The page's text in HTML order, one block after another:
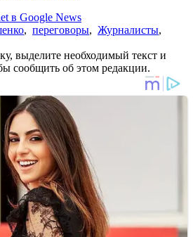
в Google News
, переговоры, Журналисты,
выделите необходимый текст и
сообщить об этом редакции.